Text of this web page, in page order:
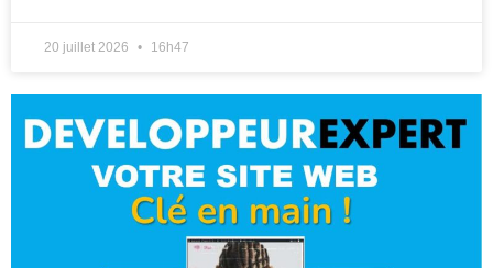
20 juillet 2026 16h47